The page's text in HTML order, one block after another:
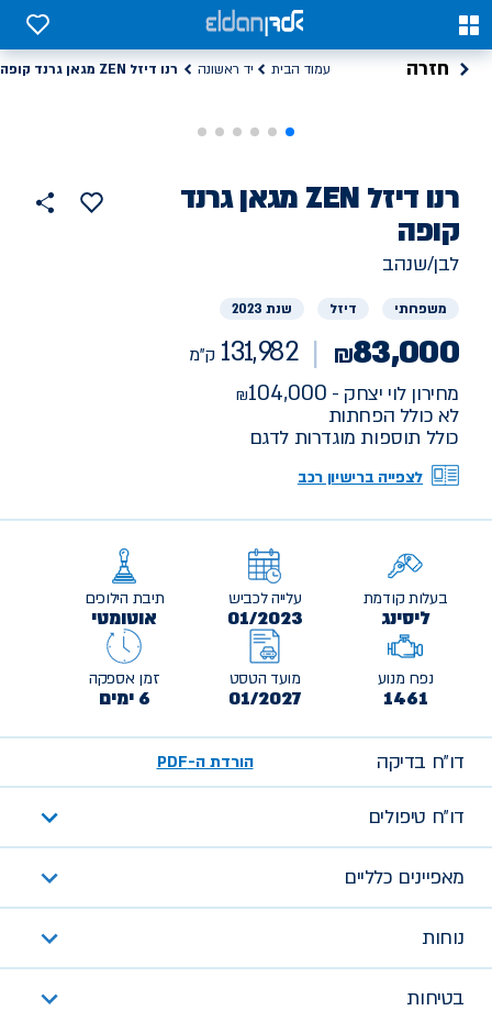
0
0
חזרה עמוד הבית יד ראשונה רנו דיזל ZEN מגאן גרנד קופה
רכב
יד
ראשונה
רנו
דיזל ZEN מגאן גרנד
קופה
ק"מ
הוסף
למועדפים
לבן/שנהב
משפחתי דיזל שנת 2023
₪83,000
131,982 ק"מ
מחירון לוי יצחק - 104,000
לא כולל הפחתות
כולל תוספות מוגדרות לדגם
לצפייה ברישיון רכב
בעלות קודמת
ליסינג
עלייה לכביש
01/2023
תיבת הילוכים
אוטומטי
נפח מנוע
1461
מועד הטסט
01/2027
זמן אספקה
6 ימים
דו״ח בדיקה הורדת ה-PDF
דו״ח טיפולים
מאפיינים כלליים
נוחות
בטיחות